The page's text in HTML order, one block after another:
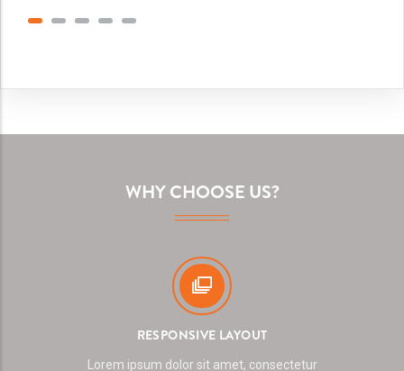
WHY CHOOSE US?
RESPONSIVE LAYOUT
Lorem ipsum dolor sit amet, consectetur